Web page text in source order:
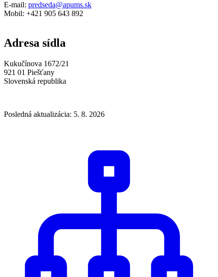
E-mail: predseda@apums.sk
Mobil: +421 905 643 892
Adresa sídla
Kukučínova 1672/21
921 01 Piešťany
Slovenská republika
Posledná aktualizácia: 5. 8. 2026